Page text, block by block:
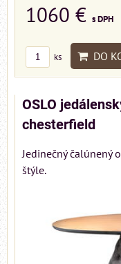
1060 € s DPH
ks DO
OSLO
chesterfield
Jedinečný čalúnený
štýle.